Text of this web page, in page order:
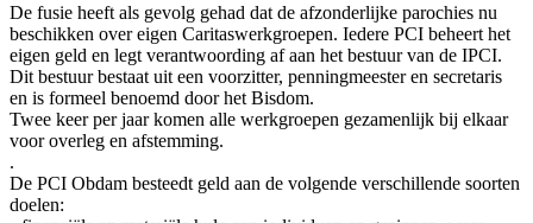
De fusie heeft als gevolg gehad dat de afzonderlijke parochies nu
beschikken over eigen Caritaswerkgroepen. Iedere PCI beheert het
eigen geld en legt verantwoording af aan het bestuur van de IPCI.
Dit bestuur bestaat uit een voorzitter, penningmeester en secretaris
en is formeel benoemd door het Bisdom.
Twee keer per jaar komen alle werkgroepen gezamenlijk bij elkaar
voor overleg en afstemming.
.
De PCI Obdam besteedt geld aan de volgende verschillende soorten
doelen: